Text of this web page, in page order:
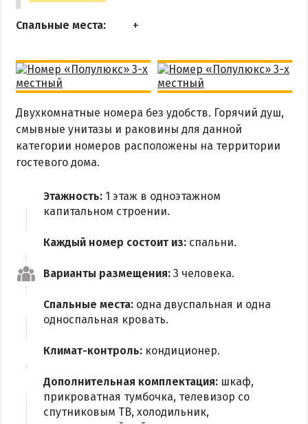
Спальные места:
Двухкомнатные номера без удобств. Горячий душ,
смывные унитазы и раковины для данной
категории номеров расположены на территории
гостевого дома.
Этажность: 1 этаж в одноэтажном
капитальном строении.
Каждый номер состоит из: спальни.
Варианты размещения: 3 человека.
Спальные места: одна двуспальная и одна
односпальная кровать.
Климат-контроль: кондиционер.
Дополнительная комплектация: шкаф,
прикроватная тумбочка, телевизор со
спутниковым ТВ, холодильник,